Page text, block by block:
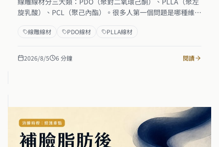
旋乳酸）、PCL（聚己內酯）。很多人第一個問題是哪種維持
精準對應，不是追最長。本文完整拆解三種線材的吸收速
幫你在諮詢時問到真正關鍵的問題。
線雕線材 PDO線材 PLLA線材
2026/8/5 6 分鐘 閱讀